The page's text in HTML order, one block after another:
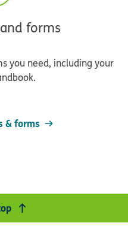
forms
you need, including your
& forms